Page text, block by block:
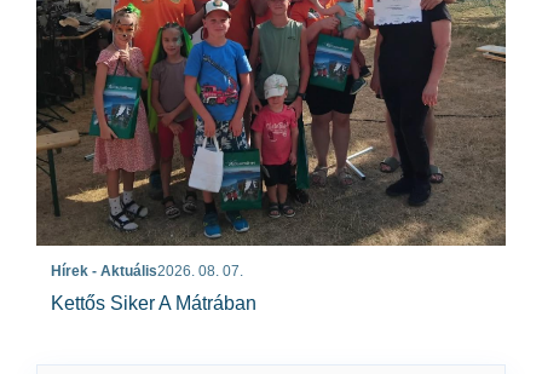
Hírek - Aktuális2026. 08. 07.
Kettős Siker A Mátrában